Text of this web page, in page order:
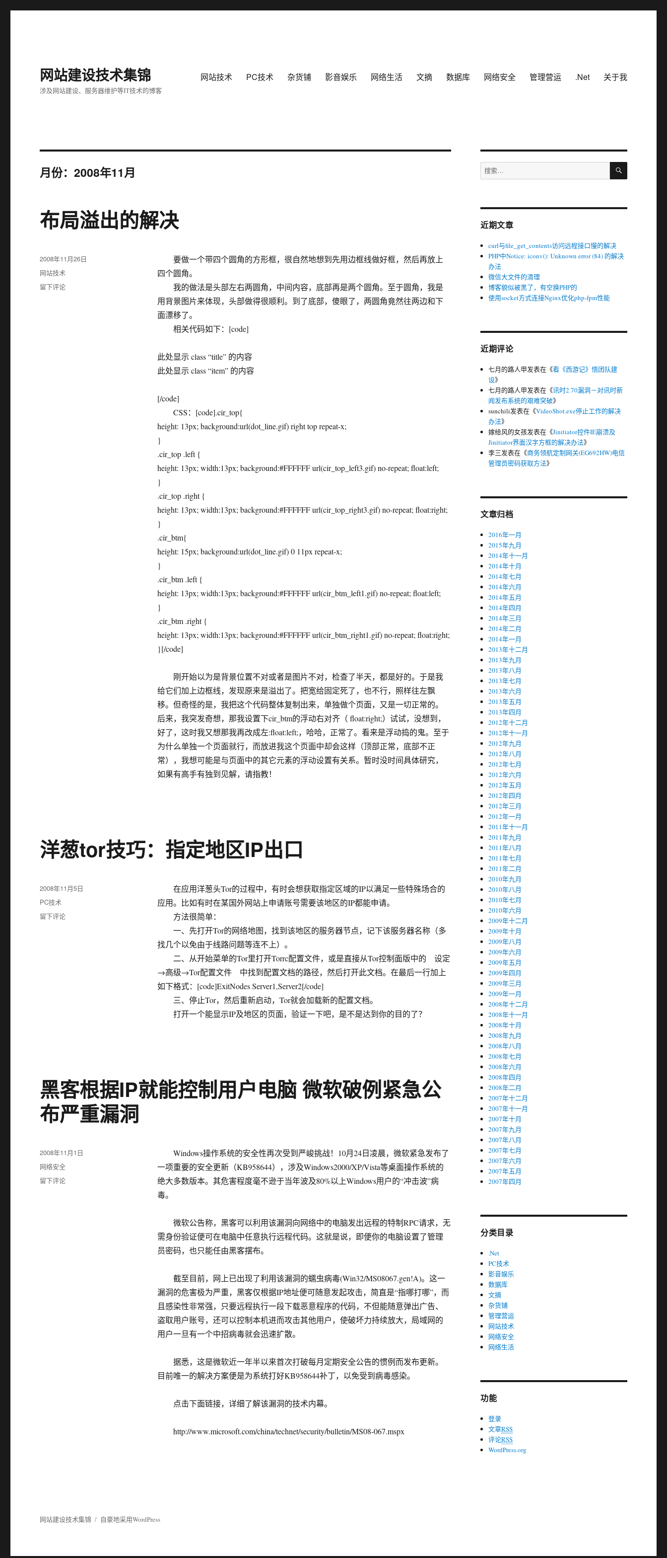
网站建设技术集锦
涉及网站建设、服务器维护等IT技术的博客
网站技术 PC技术 杂货铺 影音娱乐 网络生活 文摘 数据库 网络安全 管理营运 .Net 关于我
月份：2008年11月
布局溢出的解决
要做一个带四个圆角的方形框，很自然地想到先用边框线做好框，然后再放上
四个圆角。
我的做法是头部左右两圆角，中间内容，底部再是两个圆角。至于圆角，我是
用背景图片来体现，头部做得很顺利。到了底部，傻眼了，两圆角竟然往两边和下
面漂移了。
相关代码如下：[code]
此处显示 class “title” 的内容
此处显示 class “item” 的内容
[/code]
CSS：[code].cir_top{
height: 13px; background:url(dot_line.gif) right top repeat-x;
}
.cir_top .left {
height: 13px; width:13px; background:#FFFFFF url(cir_top_left3.gif) no-repeat; float:left;
}
.cir_top .right {
height: 13px; width:13px; background:#FFFFFF url(cir_top_right3.gif) no-repeat; float:right;
}
.cir_btm{
height: 15px; background:url(dot_line.gif) 0 11px repeat-x;
}
.cir_btm .left {
height: 13px; width:13px; background:#FFFFFF url(cir_btm_left1.gif) no-repeat; float:left;
}
.cir_btm .right {
height: 13px; width:13px; background:#FFFFFF url(cir_btm_right1.gif) no-repeat; float:right;
}[/code]
刚开始以为是背景位置不对或者是图片不对，检查了半天，都是好的。于是我
给它们加上边框线，发现原来是溢出了。把宽给固定死了，也不行，照样往左飘
移。但奇怪的是，我把这个代码整体复制出来，单独做个页面，又是一切正常的。
后来，我突发奇想，那我设置下cir_btm的浮动右对齐（ float:right;）试试，没想到，
好了，这时我又想那我再改成左:float:left;，哈哈，正常了。看来是浮动捣的鬼。至于
为什么单独一个页面就行，而放进我这个页面中却会这样（顶部正常，底部不正
常），我想可能是与页面中的其它元素的浮动设置有关系。暂时没时间具体研究，
如果有高手有独到见解，请指教！
发
布
于
2008年11月26日
分
类
网站技术
于
留下评论
洋葱tor技巧：指定地区IP出口
在应用洋葱头Tor的过程中，有时会想获取指定区域的IP以满足一些特殊场合的
应用。比如有时在某国外网站上申请账号需要该地区的IP都能申请。
方法很简单：
一、先打开Tor的网络地图，找到该地区的服务器节点，记下该服务器名称（多
找几个以免由于线路问题等连不上）。
二、从开始菜单的Tor里打开Torrc配置文件，或是直接从Tor控制面版中的 设定
→高级→Tor配置文件 中找到配置文档的路径，然后打开此文档。在最后一行加上
如下格式：[code]ExitNodes Server1,Server2[/code]
三、停止Tor，然后重新启动，Tor就会加载新的配置文档。
打开一个能显示IP及地区的页面，验证一下吧，是不是达到你的目的了？
发
布
2008年11月5日
分
类
PC技术
于
留下评论
黑客根据IP就能控制用户电脑 微软破例紧急公
布严重漏洞
Windows操作系统的安全性再次受到严峻挑战！10月24日凌晨，微软紧急发布了
一项重要的安全更新（KB958644），涉及Windows2000/XP/Vista等桌面操作系统的
绝大多数版本。其危害程度毫不逊于当年波及80%以上Windows用户的“冲击波”病
毒。
微软公告称，黑客可以利用该漏洞向网络中的电脑发出远程的特制RPC请求，无
需身份验证便可在电脑中任意执行远程代码。这就是说，即便你的电脑设置了管理
员密码，也只能任由黑客摆布。
截至目前，网上已出现了利用该漏洞的蠕虫病毒(Win32/MS08067.gen!A)。这一
漏洞的危害极为严重，黑客仅根据IP地址便可随意发起攻击，简直是“指哪打哪”，而
且感染性非常强，只要远程执行一段下载恶意程序的代码，不但能随意弹出广告、
盗取用户账号，还可以控制本机进而攻击其他用户，使破坏力持续放大，局域网的
用户一旦有一个中招病毒就会迅速扩散。
据悉，这是微软近一年半以来首次打破每月定期安全公告的惯例而发布更新。
目前唯一的解决方案便是为系统打好KB958644补丁，以免受到病毒感染。
点击下面链接，详细了解该漏洞的技术内幕。
http://www.microsoft.com/china/technet/security/bulletin/MS08-067.mspx
发
布
于
2008年11月1日
分
类
网络安全
于
留下评论
搜
索：
搜
近期文章
curl与file_get_contents访问远程接口慢的解决
PHP中Notice: iconv(): Unknown error (84) 的解决
办法
微信大文件的清理
博客貌似被黑了，有空换PHP的
使用socket方式连接Nginx优化php-fpm性能
近期评论
七月的路人甲发表在《看《西游记》悟团队建
设》
七月的路人甲发表在《讯时2.70漏洞－对讯时新
闻发布系统的艰难突破》
sunchili发表在《VideoShot.exe停止工作的解决
办法》
嫁给风的女孩发表在《Jinitiator控件IE崩溃及
Jinitiator界面汉字方框的解决办法》
李三发表在《商务领航定制网关(EG692HW)电信
管理员密码获取方法》
文章归档
2016年一月
2015年九月
2014年十一月
2014年十月
2014年七月
2014年六月
2014年五月
2014年四月
2014年三月
2014年二月
2014年一月
2013年十二月
2013年九月
2013年八月
2013年七月
2013年六月
2013年五月
2013年四月
2012年十二月
2012年十一月
2012年九月
2012年八月
2012年七月
2012年六月
2012年五月
2012年四月
2012年三月
2012年一月
2011年十一月
2011年九月
2011年八月
2011年七月
2011年二月
2010年九月
2010年八月
2010年七月
2010年六月
2009年十二月
2009年十月
2009年八月
2009年六月
2009年五月
2009年四月
2009年三月
2009年一月
2008年十二月
2008年十一月
2008年十月
2008年九月
2008年八月
2008年七月
2008年六月
2008年四月
2008年二月
2007年十二月
2007年十一月
2007年十月
2007年九月
2007年八月
2007年七月
2007年六月
2007年五月
2007年四月
分类目录
.Net
PC技术
影音娱乐
数据库
文摘
杂货铺
管理营运
网站技术
网络安全
网络生活
功能
登录
文章RSS
评论RSS
WordPress.org
网站建设技术集锦 自豪地采用WordPress